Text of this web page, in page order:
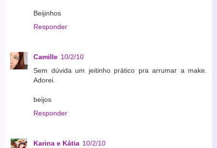
Beijinhos
Responder
Camille 10/2/10
Sem dúvida um jeitinho prático pra arrumar a make.
Adorei.
beijos
Responder
Karina e Kátia 10/2/10